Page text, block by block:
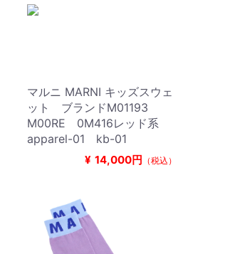
マルニ MARNI キッズスウェ
ット ブランドM01193
M00RE 0M416レッド系
apparel-01 kb-01
¥ 14,000円 （税込）